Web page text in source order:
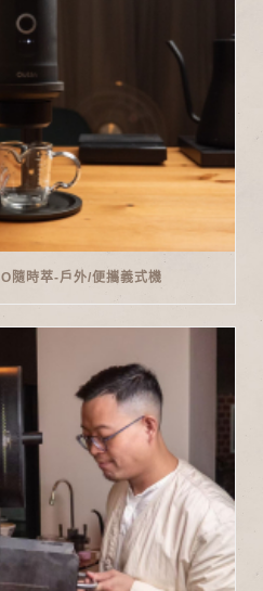
隨時萃-戶外/便攜義式機